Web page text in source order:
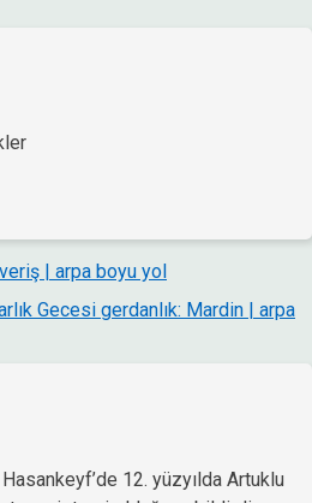
| arpa boyu yol
Gecesi gerdanlık: Mardin | arpa
12. yüzyılda Artuklu